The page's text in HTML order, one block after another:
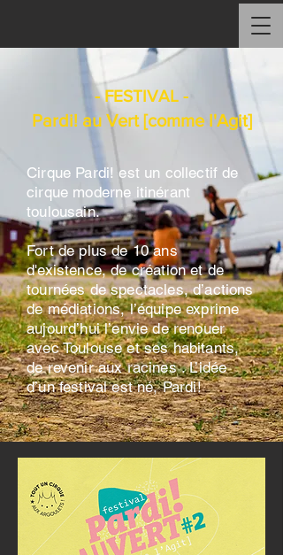
- FESTIVAL -
Pardi! au Vert [comme l'Agit]
Cirque Pardi! est un collectif de
cirque moderne itinérant
toulousain.
Fort de plus de 10 ans
d'existence, de création et de
tournées de spectacles, d’actions
de médiations, l’équipe exprime
aujourd’hui l’envie de renouer
avec Toulouse et ses habitants,
de revenir aux racines . L’idée
d’un festival est né, Pardi!​